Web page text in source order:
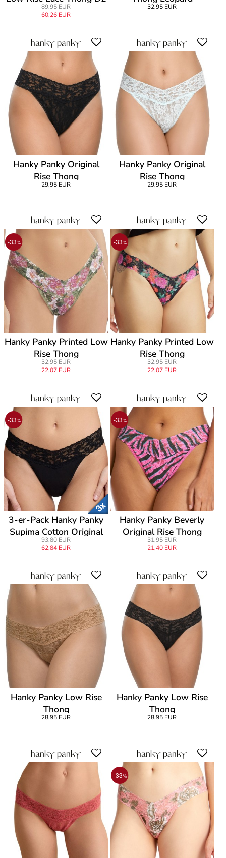
89,95 EUR
60,26 EUR
32,95 EUR
Hanky Panky Original
Rise Thong
29,95 EUR
Hanky Panky Original
Rise Thong
29,95 EUR
-33%
Hanky Panky Printed Low
Rise Thong
32,95 EUR
22,07 EUR
-33%
Hanky Panky Printed Low
Rise Thong
32,95 EUR
22,07 EUR
-33%
3-er-Pack Hanky Panky
Supima Cotton Original
Rise Thong
93,80 EUR
62,84 EUR
-33%
Hanky Panky Beverly
Original Rise Thong
31,95 EUR
21,40 EUR
Hanky Panky Low Rise
Thong
28,95 EUR
Hanky Panky Low Rise
Thong
28,95 EUR
-33%